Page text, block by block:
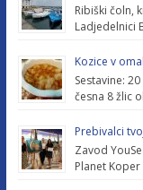
Ribiški čoln,
Ladjedelnici
Kozice v
Sestavine:
česna 8 žlic
Prebivalci
Zavod
Planet